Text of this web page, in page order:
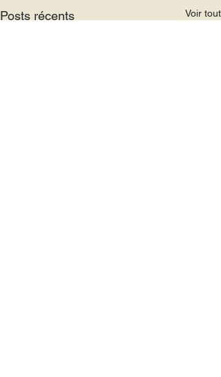
Posts récents Voir tout